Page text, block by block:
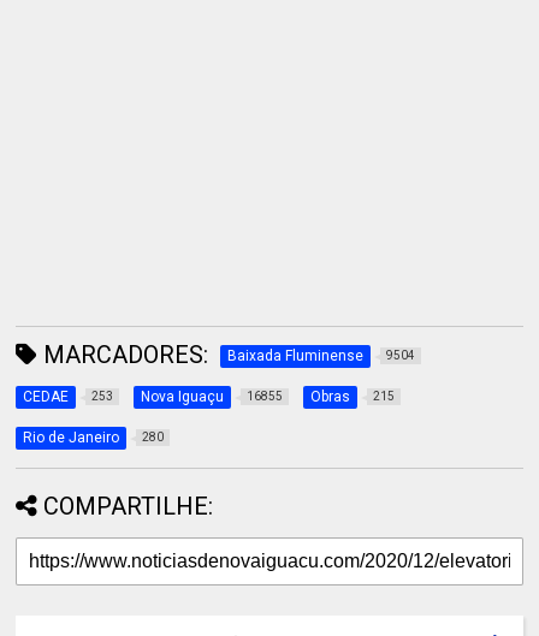
MARCADORES: Baixada Fluminense 9504
CEDAE 253 Nova Iguaçu 16855 Obras 215
Rio de Janeiro 280
COMPARTILHE: